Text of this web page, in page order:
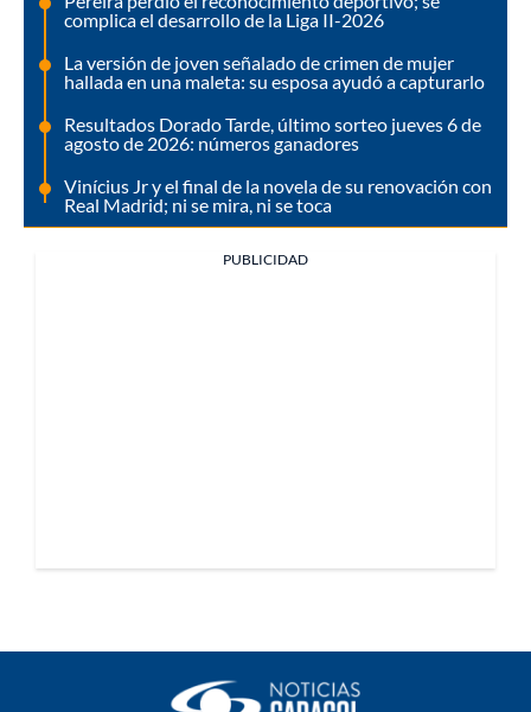
complica el desarrollo de la Liga II-2026
La versión de joven señalado de crimen de mujer
hallada en una maleta: su esposa ayudó a capturarlo
Resultados Dorado Tarde, último sorteo jueves 6 de
agosto de 2026: números ganadores
Vinícius Jr y el final de la novela de su renovación con
Real Madrid; ni se mira, ni se toca
PUBLICIDAD